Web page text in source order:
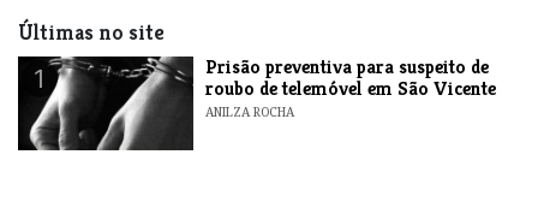
Últimas no site
1
Prisão preventiva para suspeito de
roubo de telemóvel em São Vicente
ANILZA ROCHA